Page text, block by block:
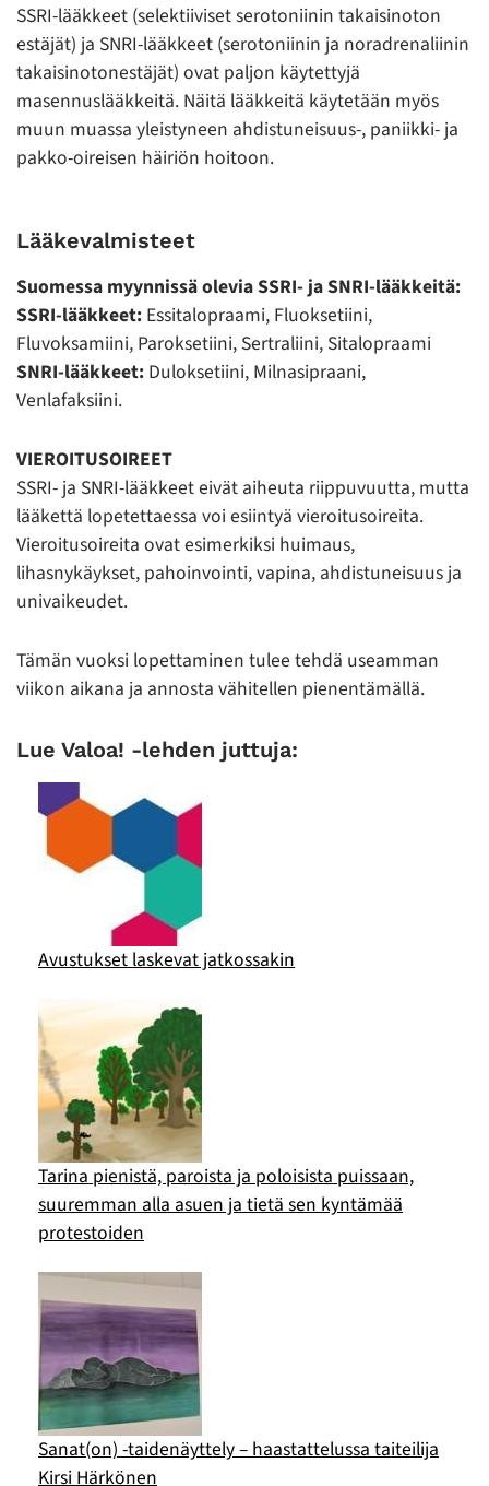
SSRI-lääkkeet (selektiiviset serotoniinin takaisinoton
estäjät) ja SNRI-lääkkeet (serotoniinin ja noradrenaliinin
takaisinotonestäjät) ovat paljon käytettyjä
masennuslääkkeitä. Näitä lääkkeitä käytetään myös
muun muassa yleistyneen ahdistuneisuus-, paniikki- ja
pakko-oireisen häiriön hoitoon.
Lääkevalmisteet
Suomessa myynnissä olevia SSRI- ja SNRI-lääkkeitä:
SSRI-lääkkeet: Essitalopraami, Fluoksetiini,
Fluvoksamiini, Paroksetiini, Sertraliini, Sitalopraami
SNRI-lääkkeet: Duloksetiini, Milnasipraani,
Venlafaksiini.
VIEROITUSOIREET
SSRI- ja SNRI-lääkkeet eivät aiheuta riippuvuutta, mutta
lääkettä lopetettaessa voi esiintyä vieroitusoireita.
Vieroitusoireita ovat esimerkiksi huimaus,
lihasnykäykset, pahoinvointi, vapina, ahdistuneisuus ja
univaikeudet.
Tämän vuoksi lopettaminen tulee tehdä useamman
viikon aikana ja annosta vähitellen pienentämällä.
Lue Valoa! -lehden juttuja:
Avustukset laskevat jatkossakin
Tarina pienistä, paroista ja poloisista puissaan,
suuremman alla asuen ja tietä sen kyntämää
protestoiden
Sanat(on) -taidenäyttely – haastattelussa taiteilija
Kirsi Härkönen